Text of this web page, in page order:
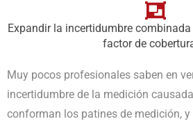
Expandir la incertidumbre
factor de
Muy pocos profesionales saben en
incertidumbre de la medición
conforman los patines de medición, y